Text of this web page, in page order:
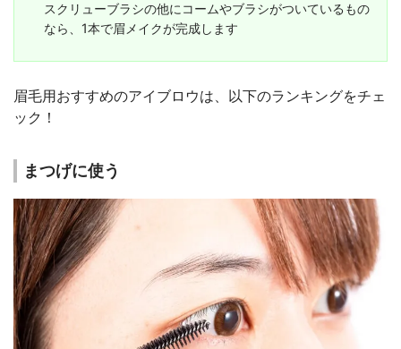
スクリューブラシの他にコームやブラシがついているもの
なら、1本で眉メイクが完成します
眉毛用おすすめのアイブロウは、以下のランキングをチェ
ック！
まつげに使う